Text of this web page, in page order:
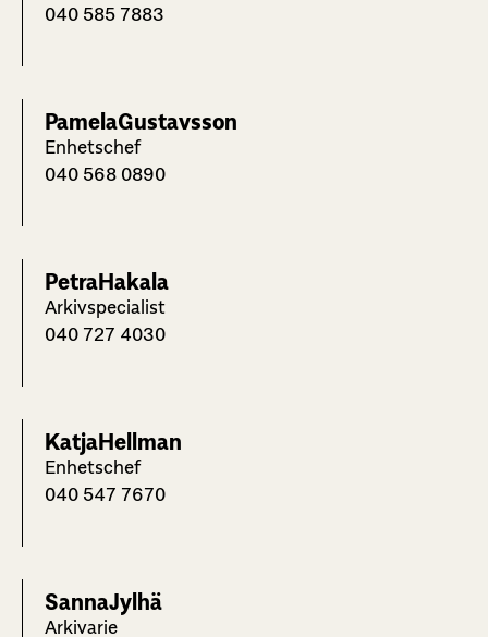
040 585 7883
PamelaGustavsson
Enhetschef
040 568 0890
PetraHakala
Arkivspecialist
040 727 4030
KatjaHellman
Enhetschef
040 547 7670
SannaJylhä
Arkivarie